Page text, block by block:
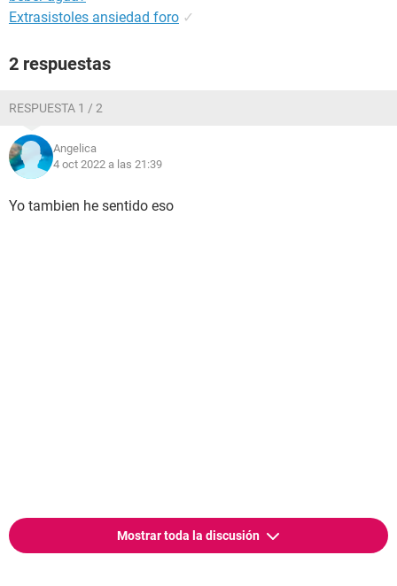
Extrasistoles ansiedad foro ✓
2 respuestas
RESPUESTA 1 / 2
Angelica
4 oct 2022 a las 21:39
Yo tambien he sentido eso
Mostrar toda la discusión